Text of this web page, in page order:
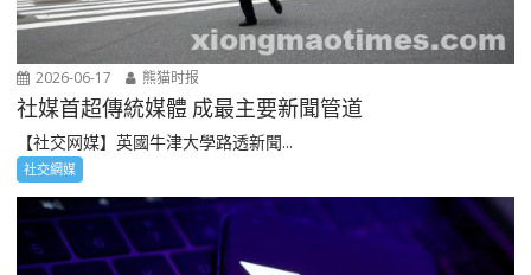
2026-06-17 熊猫时报
社媒首超傳統媒體 成最主要新聞管道
【社交网媒】英國牛津大學路透新聞...
社交網媒